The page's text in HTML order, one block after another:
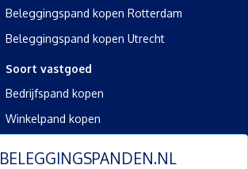
BELEGGINGSPANDEN.NL
Beleggingspand kopen Rotterdam
Beleggingspand kopen Utrecht
Soort vastgoed
Bedrijfspand kopen
Winkelpand kopen